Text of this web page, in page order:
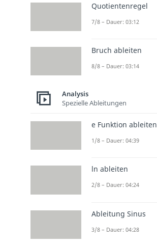
Quotientenregel
7/8 – Dauer: 03:12
Bruch ableiten
8/8 – Dauer: 03:14
Analysis
Spezielle Ableitungen
e Funktion ableiten
1/8 – Dauer: 04:39
ln ableiten
2/8 – Dauer: 04:24
Ableitung Sinus
3/8 – Dauer: 04:28